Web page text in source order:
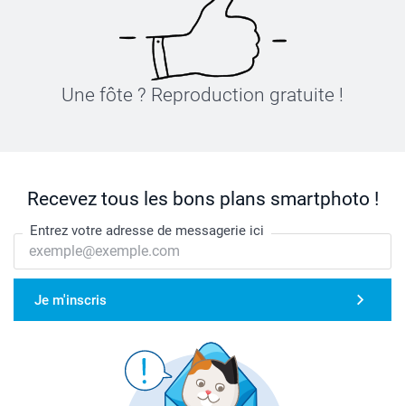
Une fôte ? Reproduction gratuite !
Recevez tous les bons plans smartphoto !
Entrez votre adresse de messagerie ici
Je m'inscris